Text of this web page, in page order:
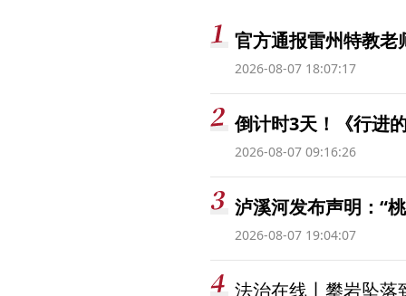
官方通报雷州特教老
2026-08-07 18:07:17
倒计时3天！《行进
2026-08-07 09:16:26
泸溪河发布声明：“
2026-08-07 19:04:07
法治在线丨攀岩坠落